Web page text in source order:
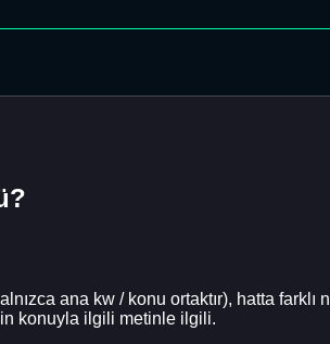
ana kw / konu ortaktır), hatta
konuyla ilgili metinle ilgili.